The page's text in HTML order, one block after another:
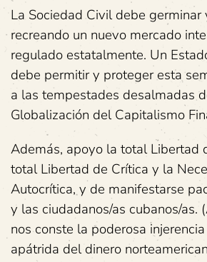
La Sociedad Civil debe germinar
recreando un nuevo mercado
regulado estatalmente. Un
debe permitir y proteger esta
a las tempestades desalmadas
Globalización del Capitalismo
Además, apoyo la total Libertad
total Libertad de Crítica y la
Autocrítica, y de manifestarse
y las ciudadanos/as cubanos/as.
nos conste la poderosa
apátrida del dinero